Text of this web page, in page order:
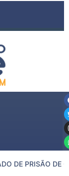
PRISÃO DE